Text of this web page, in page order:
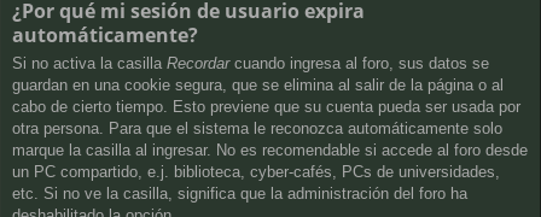
¿Por qué mi sesión de usuario expira
automáticamente?
Si no activa la casilla Recordarcuando ingresa al foro, sus datos se
guardan en una cookie segura, que se elimina al salir de la página o al
cabo de cierto tiempo. Esto previene que su cuenta pueda ser usada por
otra persona. Para que el sistema le reconozca automáticamente solo
marque la casilla al ingresar. No es recomendable si accede al foro desde
un PC compartido, e.j. biblioteca, cyber-cafés, PCs de universidades,
etc. Si no ve la casilla, significa que la administración del foro ha